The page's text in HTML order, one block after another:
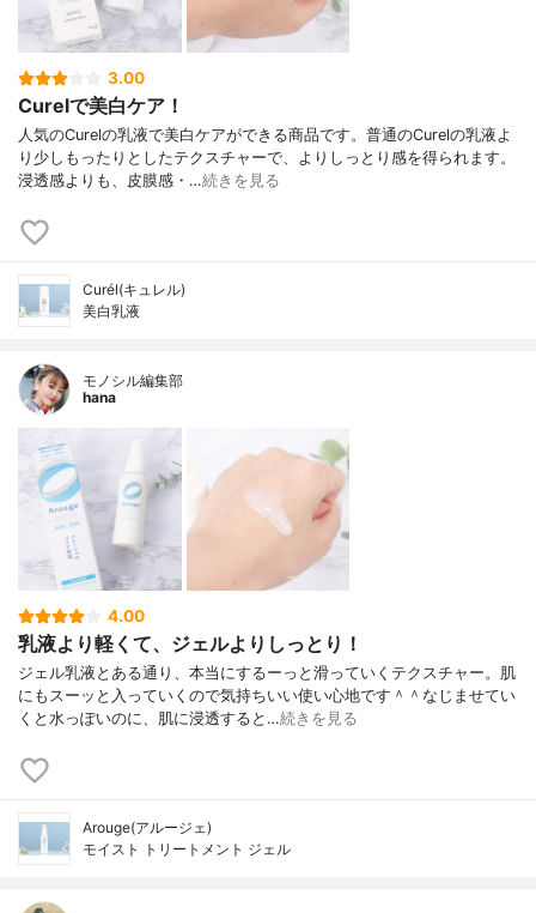
3.00
Curelで美白ケア！
人気のCurelの乳液で美白ケアができる商品です。普通のCurelの乳液よ
り少しもったりとしたテクスチャーで、よりしっとり感を得られます。
浸透感よりも、皮膜感・…続きを見る
Curél(キュレル)
美白乳液
モノシル編集部
hana
4.00
乳液より軽くて、ジェルよりしっとり！
ジェル乳液とある通り、本当にするーっと滑っていくテクスチャー。肌
にもスーッと入っていくので気持ちいい使い心地です＾＾なじませてい
くと水っぽいのに、肌に浸透すると…続きを見る
Arouge(アルージェ)
モイスト トリートメント ジェル